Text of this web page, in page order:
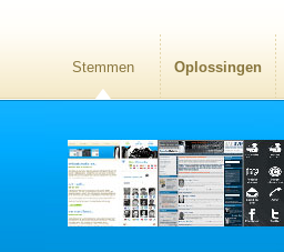
Stemmen Oplossingen